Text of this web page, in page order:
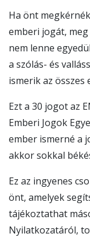
Ha önt
emberi jogát,
nem lenne
a szólás- és
ismerik az összes
Ezt a 30 jogot az
Emberi Jogok
ember ismerné a
akkor sokkal
Ez az ingyenes
önt, amelyek
tájékoztathat
Nyilatkozatáról,